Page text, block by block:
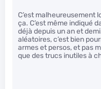
C’est malheureusement
ça. C’est même indiqué
déjà depuis un an et
aléatoires, c’est bien
armes et persos, et pas
que des trucs inutiles à